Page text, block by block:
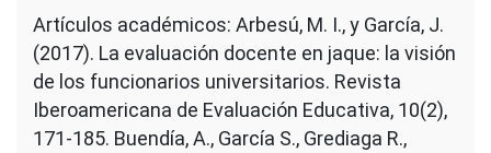
de
la
RIIED
el
2017
Artículos académicos: Arbesú, M. I., y García, J.
(2017). La evaluación docente en jaque: la visión
de los funcionarios universitarios. Revista
Iberoamericana de Evaluación Educativa, 10(2),
171-185. Buendía, A., García S., Grediaga R.,